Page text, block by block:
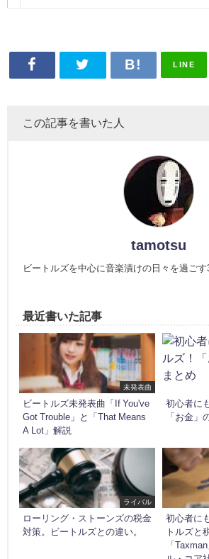
LINE
この記事を書いた人
tamotsu
ビートルズを中心に音楽漬けの日々を過ごす
最近書いた記事
未発表曲
ビートルズ未発表曲「If You've
Got Trouble」と「That Means
A Lot」解説
初心者に
「お金」
ライバル
ローリング・ストーンズの税金
対策。ビートルズとの違い。
初心者に
トルズと
「